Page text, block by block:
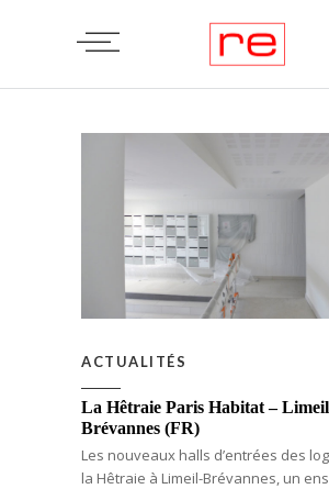
ACTUALITÉS
La Hêtraie Paris Habitat –
Brévannes (FR)
Les nouveaux halls d’entrées des
la Hêtraie à Limeil-Brévannes, un